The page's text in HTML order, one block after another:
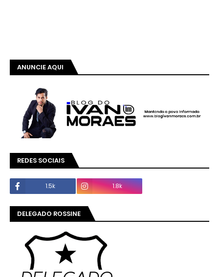
ANUNCIE AQUI
REDES SOCIAIS
1.5k 1.8k
DELEGADO ROSSINE